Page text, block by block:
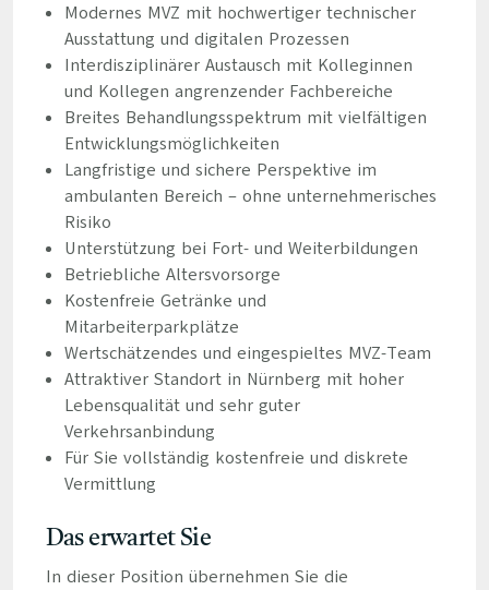
Modernes MVZ mit hochwertiger technischer
Ausstattung und digitalen Prozessen
Interdisziplinärer Austausch mit Kolleginnen
und Kollegen angrenzender Fachbereiche
Breites Behandlungsspektrum mit vielfältigen
Entwicklungsmöglichkeiten
Langfristige und sichere Perspektive im
ambulanten Bereich – ohne unternehmerisches
Risiko
Unterstützung bei Fort- und Weiterbildungen
Betriebliche Altersvorsorge
Kostenfreie Getränke und
Mitarbeiterparkplätze
Wertschätzendes und eingespieltes MVZ-Team
Attraktiver Standort in Nürnberg mit hoher
Lebensqualität und sehr guter
Verkehrsanbindung
Für Sie vollständig kostenfreie und diskrete
Vermittlung
Das erwartet Sie
In dieser Position übernehmen Sie die